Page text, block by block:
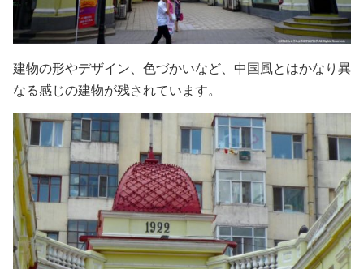
建物の形やデザイン、色づかいなど、中国風とはかなり異
なる感じの建物が残されています。